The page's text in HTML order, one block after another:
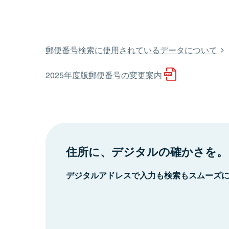
郵便番号検索に使用されているデータについて
2025年度版郵便番号の変更案内
住所に、デジタルの確かさを。
デジタルアドレスで入力も検索もスムーズ